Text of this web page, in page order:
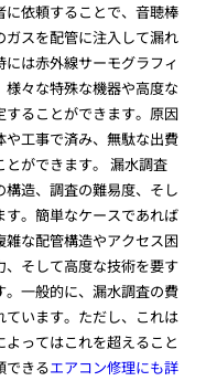
依頼することで、音聴棒
スを配管に注入して漏れ
は赤外線サーモグラフィ
々な特殊な機器や高度な
ることができます。原因
工事で済み、無駄な出費
ができます。 漏水調査
造、調査の難易度、そし
。簡単なケースであれば
な配管構造やアクセス困
そして高度な技術を要す
一般的に、漏水調査の費
います。ただし、これは
ってはこれを超えること
できるエアコン修理にも詳